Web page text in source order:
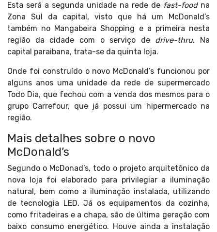
Esta será a segunda unidade na rede de fast-food na
Zona Sul da capital, visto que há um McDonald’s
também no Mangabeira Shopping e a primeira nesta
região da cidade com o serviço de drive-thru. Na
capital paraibana, trata-se da quinta loja.
Onde foi construído o novo McDonald’s funcionou por
alguns anos uma unidade da rede de supermercado
Todo Dia, que fechou com a venda dos mesmos para o
grupo Carrefour, que já possui um hipermercado na
região.
Mais detalhes sobre o novo
McDonald’s
Segundo o McDonad’s, todo o projeto arquitetônico da
nova loja foi elaborado para privilegiar a iluminação
natural, bem como a iluminação instalada, utilizando
de tecnologia LED. Já os equipamentos da cozinha,
como fritadeiras e a chapa, são de última geração com
baixo consumo energético. Houve ainda a instalação